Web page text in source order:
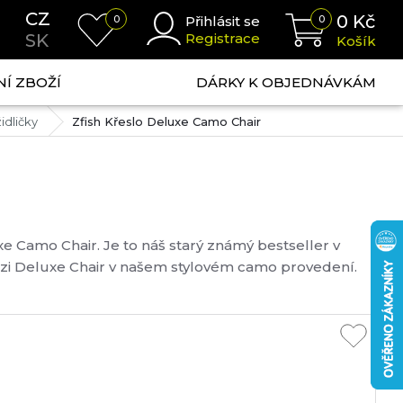
CZ
SK
0
Přihlásit se
Registrace
0 0 Kč
Košík
ZBOŽÍ DÁRKY K OBJEDNÁVKÁM
Zfish Křeslo Deluxe Camo Chair
Camo Chair. Je to náš starý známý bestseller v
Deluxe Chair v našem stylovém camo provedení.